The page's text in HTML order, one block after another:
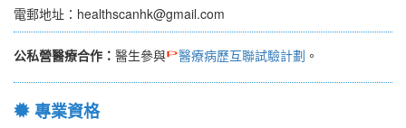
電郵地址：healthscanhk@gmail.com
公私營醫療合作： 醫生參與 醫療病歷互聯試驗計劃 。
專業資格